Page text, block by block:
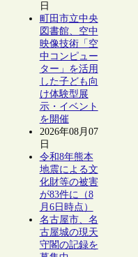
日
町田市立中央
図書館、空中
映像技術「空
中コンピュー
ター」を活用
した子ども向
け体験型展
示・イベント
を開催
2026年08月07
日
令和8年熊本
地震による文
化財等の被害
が83件に（8
月6日時点）
名古屋市、名
古屋城の現天
守閣の記録を